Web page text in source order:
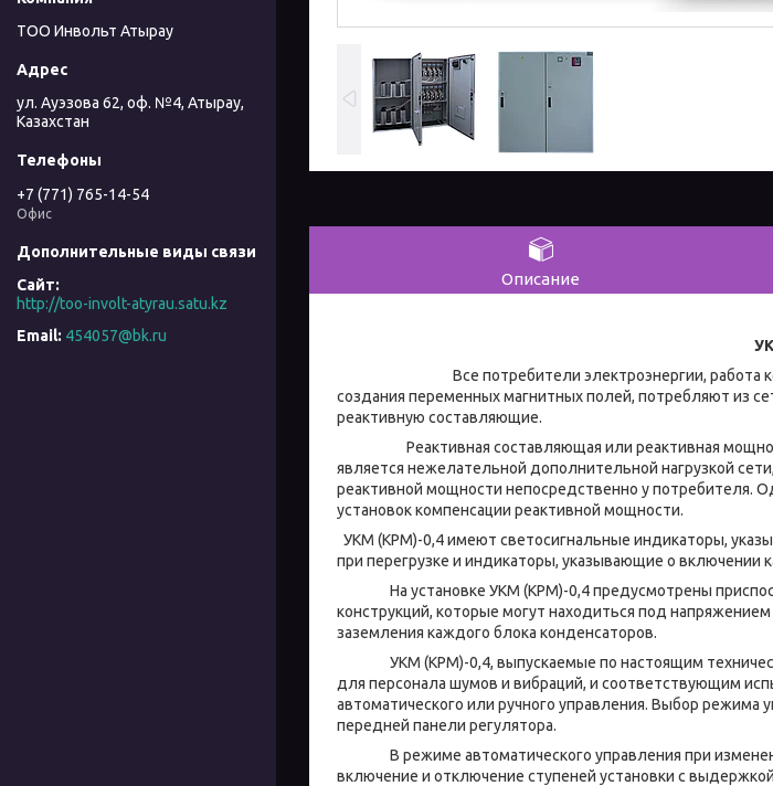
Описание
Все потребители электроэнергии, работа
создания переменных магнитных полей, потребляют из
реактивную составляющие.
Реактивная составляющая или реактивная
является нежелательной дополнительной нагрузкой
реактивной мощности непосредственно у потребителя.
установок компенсации реактивной мощности.
УКМ (КРМ)-0,4 имеют светосигнальные индикаторы,
при перегрузке и индикаторы, указывающие о включении
На установке УКМ (КРМ)-0,4 предусмотрены
конструкций, которые могут находиться под
заземления каждого блока конденсаторов.
УКМ (КРМ)-0,4, выпускаемые по настоящим
для персонала шумов и вибраций, и соответствующим
автоматического или ручного управления. Выбор режима
передней панели регулятора.
В режиме автоматического управления при
включение и отключение ступеней установки с
ТОО Инвольт Атырау
ул. Ауэзова 62, оф. №4, Атырау,
Казахстан
+7 (771) 765-14-54
Офис
http://too-involt-atyrau.satu.kz
454057@bk.ru